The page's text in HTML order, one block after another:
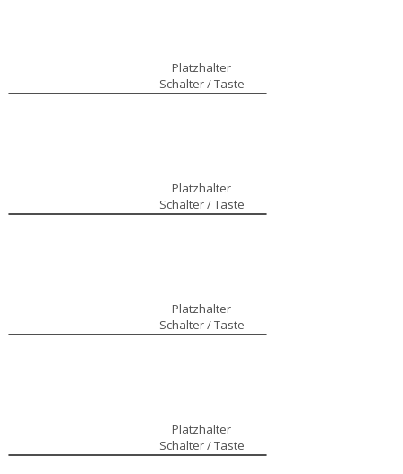
Platzhalter
Schalter / Taste
Platzhalter
Schalter / Taste
Platzhalter
Schalter / Taste
Platzhalter
Schalter / Taste